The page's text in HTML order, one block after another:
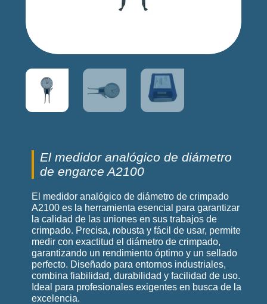
El medidor analógico de diámetro
de engarce A2100
El medidor analógico de diámetro de crimpado
A2100 es la herramienta esencial para garantizar
la calidad de las uniones en sus trabajos de
crimpado. Precisa, robusta y fácil de usar, permite
medir con exactitud el diámetro de crimpado,
garantizando un rendimiento óptimo y un sellado
perfecto. Diseñado para entornos industriales,
combina fiabilidad, durabilidad y facilidad de uso.
Ideal para profesionales exigentes en busca de la
excelencia.